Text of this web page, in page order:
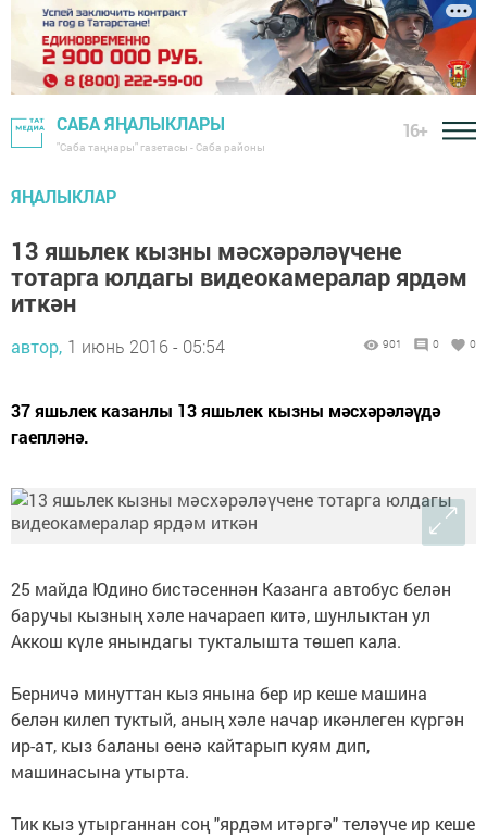
САБА ЯҢАЛЫКЛАРЫ
"Саба таңнары" газетасы - Саба районы
16+
ЯҢАЛЫКЛАР
13 яшьлек кызны мәсхәрәләүчене
тотарга юлдагы видеокамералар ярдәм
иткән
автор, 1 июнь 2016 - 05:54 901 0 0
37 яшьлек казанлы 13 яшьлек кызны мәсхәрәләүдә
гаепләнә.
25 майда Юдино бистәсеннән Казанга автобус белән
баручы кызның хәле начараеп китә, шунлыктан ул
Аккош күле янындагы тукталышта төшеп кала.
Берничә минуттан кыз янына бер ир кеше машина
белән килеп туктый, аның хәле начар икәнлеген күргән
ир-ат, кыз баланы өенә кайтарып куям дип,
машинасына утырта.
Тик кыз утырганнан соң "ярдәм итәргә" теләүче ир кеше